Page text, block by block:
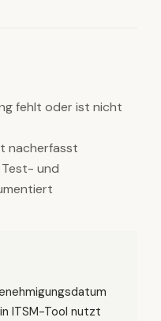
fehlt oder ist nicht
nacherfasst
Test- und
ITSM-Tool nutzt